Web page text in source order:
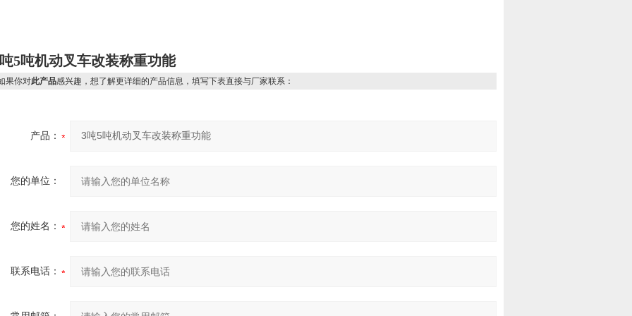
5吨机动叉车改装称重功能
你对此产品感兴趣，想了解更详细的产品信息，填写下表直接与厂家联系：
产品：
您的单位：
您的姓名：
联系电话：